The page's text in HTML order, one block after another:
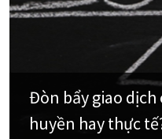
Đòn bẩy giao dịch
huyền hay thực